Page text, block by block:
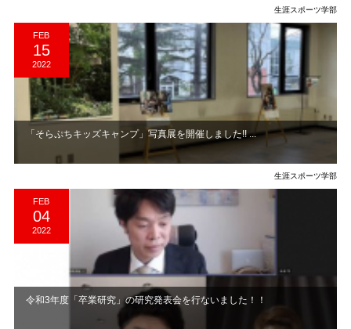
生涯スポーツ学部
FEB
15
2022
「そらぷちキッズキャンプ」写真展を開催しました!! ...
生涯スポーツ学部
FEB
04
2022
令和3年度「卒業研究」の研究発表会を行ないました！！